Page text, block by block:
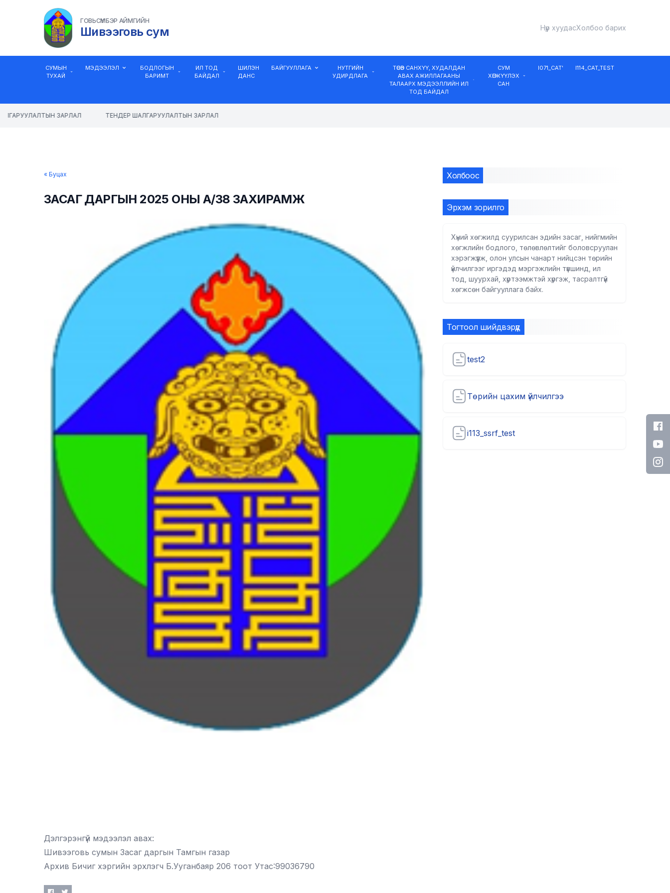
ГОВЬСҮМБЭР АЙМГИЙН
Шивээговь сум Нүүр хуудасХолбоо барих
СУМЫН
ТУХАЙ
МЭДЭЭЛЭЛ
БОДЛОГЫН
БАРИМТ
ИЛ ТОД
БАЙДАЛ
ШИЛЭН
ДАНС
БАЙГУУЛЛАГА
НУТГИЙН
УДИРДЛАГА
ТӨСӨВ САНХҮҮ, ХУДАЛДАН
АВАХ АЖИЛЛАГААНЫ
ТАЛААРХ МЭДЭЭЛЛИЙН ИЛ
ТОД БАЙДАЛ
СУМ
ХӨГЖҮҮЛЭХ
САН
I071_CAT' I114_CAT_TEST
ЗАРЛАЛ ТЕНДЕР ШАЛГАРУУЛАЛТЫН ЗАРЛАЛ
« Буцах
ЗАСАГ ДАРГЫН 2025 ОНЫ А/38 ЗАХИРАМЖ
Дэлгэрэнгүй мэдээлэл авах:
Шивээговь сумын Засаг даргын Тамгын газар
Архив Бичиг хэргийн эрхлэгч Б.Ууганбаяр 206 тоот Утас:99036790
Холбоос
Эрхэм зорилго
Хүний хөгжилд суурилсан эдийн засаг, нийгмийн
хөгжлийн бодлого, төлөвлөлтийг боловсруулан
хэрэгжүүлж, олон улсын чанарт нийцсэн төрийн
үйлчилгээг иргэдэд мэргэжлийн түвшинд, ил
тод, шуурхай, хүртээмжтэй хүргэж, тасралтгүй
хөгжсөн байгууллага байх.
Тогтоол шийдвэрүүд
test2
Төрийн цахим үйлчилгээ
i113_ssrf_test